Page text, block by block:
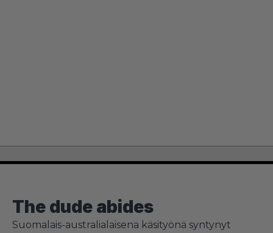
The dude abides
Suomalais-australialaisena käsityönä syntynyt